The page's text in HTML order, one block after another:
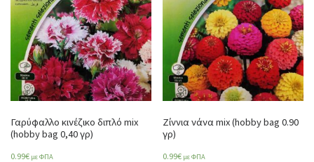
Γαρύφαλλο κινέζικο διπλό mix
(hobby bag 0,40 γρ)
0.99€ με ΦΠΑ
Ζίννια νάνα mix (hobby bag 0.90
γρ)
0.99€ με ΦΠΑ